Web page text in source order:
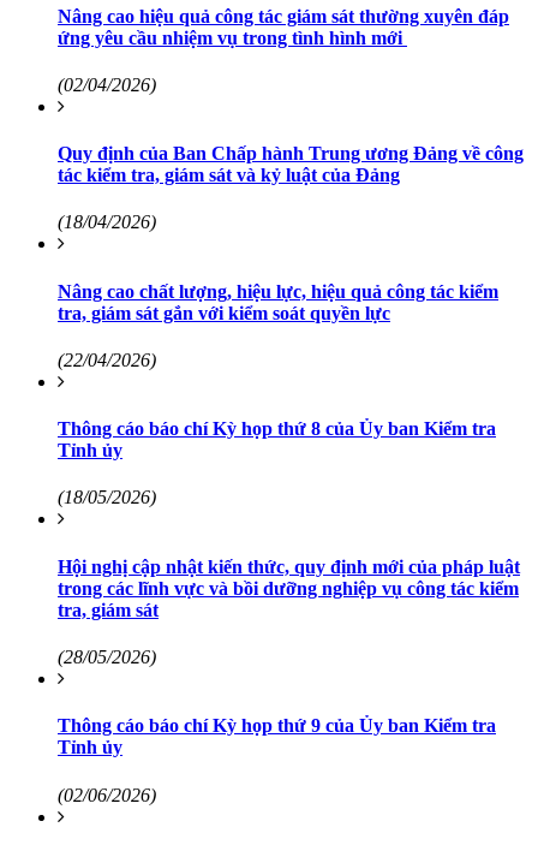
Nâng cao hiệu quả công tác giám sát thường xuyên đáp
ứng yêu cầu nhiệm vụ trong tình hình mới
(02/04/2026)
Quy định của Ban Chấp hành Trung ương Đảng về công
tác kiểm tra, giám sát và kỷ luật của Đảng
(18/04/2026)
Nâng cao chất lượng, hiệu lực, hiệu quả công tác kiểm
tra, giám sát gắn với kiểm soát quyền lực
(22/04/2026)
Thông cáo báo chí Kỳ họp thứ 8 của Ủy ban Kiểm tra
Tỉnh ủy
(18/05/2026)
Hội nghị cập nhật kiến thức, quy định mới của pháp luật
trong các lĩnh vực và bồi dưỡng nghiệp vụ công tác kiểm
tra, giám sát
(28/05/2026)
Thông cáo báo chí Kỳ họp thứ 9 của Ủy ban Kiểm tra
Tỉnh ủy
(02/06/2026)